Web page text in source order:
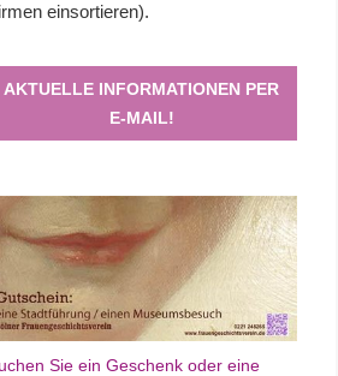
einsortieren).
AKTUELLE INFORMATIONEN PER
E-MAIL!
Sie ein Geschenk oder eine